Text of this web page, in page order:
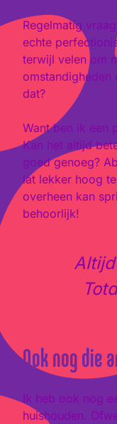
Regelmatig
echte
terwijl velen om
omstandigheden
dat?
Want ben ik een
Kan het altijd
goed genoeg?
lat lekker hoog
overheen kan
behoorlijk!
Ook nog die
Ik heb ook nog
huishouden.